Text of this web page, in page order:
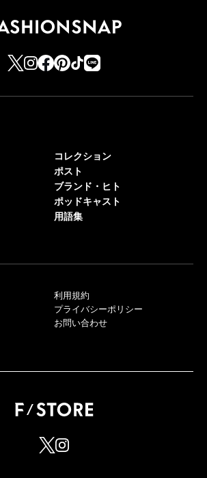
コレクション
ポスト
ブランド・ヒト
ポッドキャスト
用語集
利用規約
プライバシーポリシー
お問い合わせ